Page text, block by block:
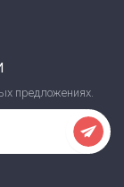
предложениях.